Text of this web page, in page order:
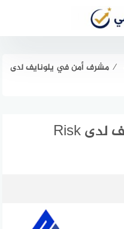
⁄ مشرف أمن في يلونايف لدى
مشرف أمن في يلونايف لدى Risk